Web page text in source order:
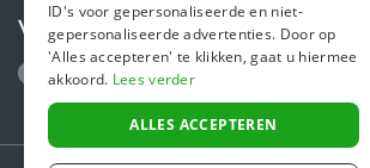
Volg ons
ID's voor gepersonaliseerde en niet-
gepersonaliseerde advertenties. Door op
'Alles accepteren' te klikken, gaat u hiermee
akkoord. Lees verder
ALLES ACCEPTEREN